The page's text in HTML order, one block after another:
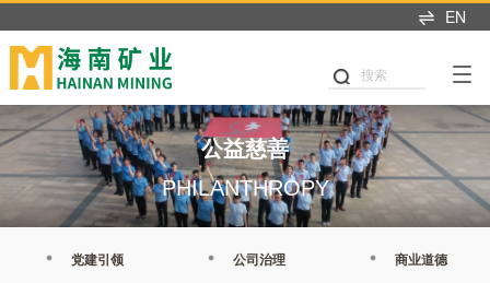
EN
首页
关于我们
董事长致辞
企业简介
发展历程
管理团队
产业布局
产业布局
铁矿石
石油天然气
新能源
可持续发展
可持续发展
党建引领
公司治理
商业道德
环境与生态
投资者中心
投资者关系
业绩交流
信息披露
股市行情
新闻中心
新闻中心
海矿新闻
媒体聚焦
媒体联系
人才招聘
加入我们
热招职位
职业发展
海矿人
搜索
公益慈善
PHILANTHROPY
党建引领 公司治理 商业道德